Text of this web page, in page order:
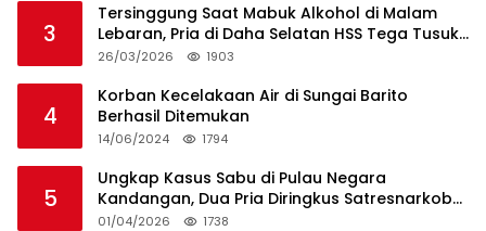
3
Tersinggung Saat Mabuk Alkohol di Malam
Lebaran, Pria di Daha Selatan HSS Tega Tusuk
Teman Sendiri
26/03/2026 1903
4
Korban Kecelakaan Air di Sungai Barito
Berhasil Ditemukan
14/06/2024 1794
5
Ungkap Kasus Sabu di Pulau Negara
Kandangan, Dua Pria Diringkus Satresnarkoba
HSS
01/04/2026 1738